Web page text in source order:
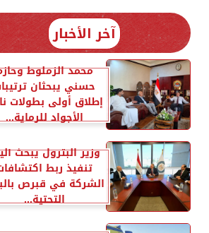
آخر الأخبار
محمد الزملوط
حسني يبحثان
إطلاق أولى بطولات
الأجواد للرماية...
وزير البترول يبحث
تنفيذ ربط
الشركة في قبرص
التحتية...